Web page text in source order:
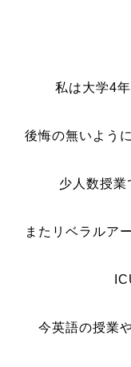
私は大学4
後悔の無いよう
少人数授業
またリベラルア
今英語の授業